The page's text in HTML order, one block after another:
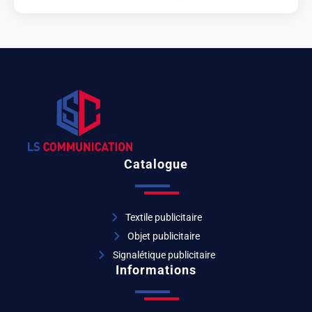
Catalogue
Textile publicitaire
Objet publicitaire
Signalétique publicitaire
Informations